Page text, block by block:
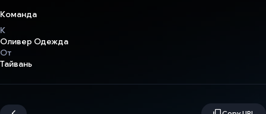
Команда
К
Оливер Одежда
От
Тайвань